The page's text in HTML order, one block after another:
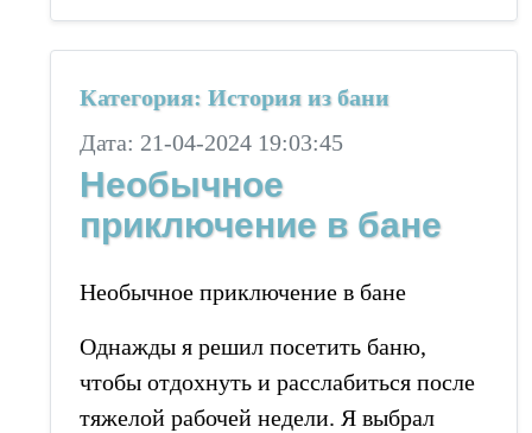
Категория: История из бани
Дата: 21-04-2024 19:03:45
Необычное
приключение в бане
Необычное приключение в бане
Однажды я решил посетить баню,
чтобы отдохнуть и расслабиться после
тяжелой рабочей недели. Я выбрал